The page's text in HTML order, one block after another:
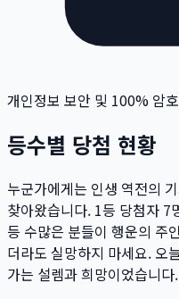
개인정보 보안 및 100% 암
등수별 당첨 현황
누군가에게는 인생 역전의
찾아왔습니다. 1등 당첨자 7
등 수많은 분들이 행운의 주
더라도 실망하지 마세요. 오
가는 설렘과 희망이었습니다.